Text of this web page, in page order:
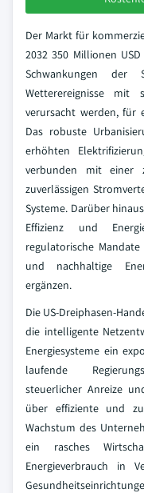
Der Markt für
2032 350 Millionen
Schwankungen der
Wetterereignisse mit
verursacht werden, für
Das robuste
erhöhten
verbunden mit einer
zuverlässigen
Systeme. Darüber
Effizienz und
regulatorische
und nachhaltige
ergänzen.
Die US-Dreiphasen-
die intelligente
Energiesysteme ein
laufende
steuerlicher Anreize
über effiziente und
Wachstum des
ein rasches
Energieverbrauch in